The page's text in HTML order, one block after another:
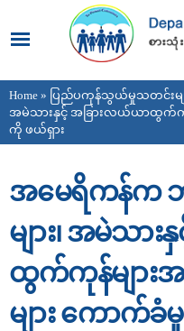
main
You are here
Home » ပြည်ပကုန်သွယ်မှုသတင်းမျ
အမဲသားနှင့် အခြားလယ်ယာထွက်ကုန်
ကို ဖယ်ရှား
အမေရိကန်က ဘ
များ၊ အမဲသာ
ထွက်ကုန်များအ
များ ကောက်ခံ